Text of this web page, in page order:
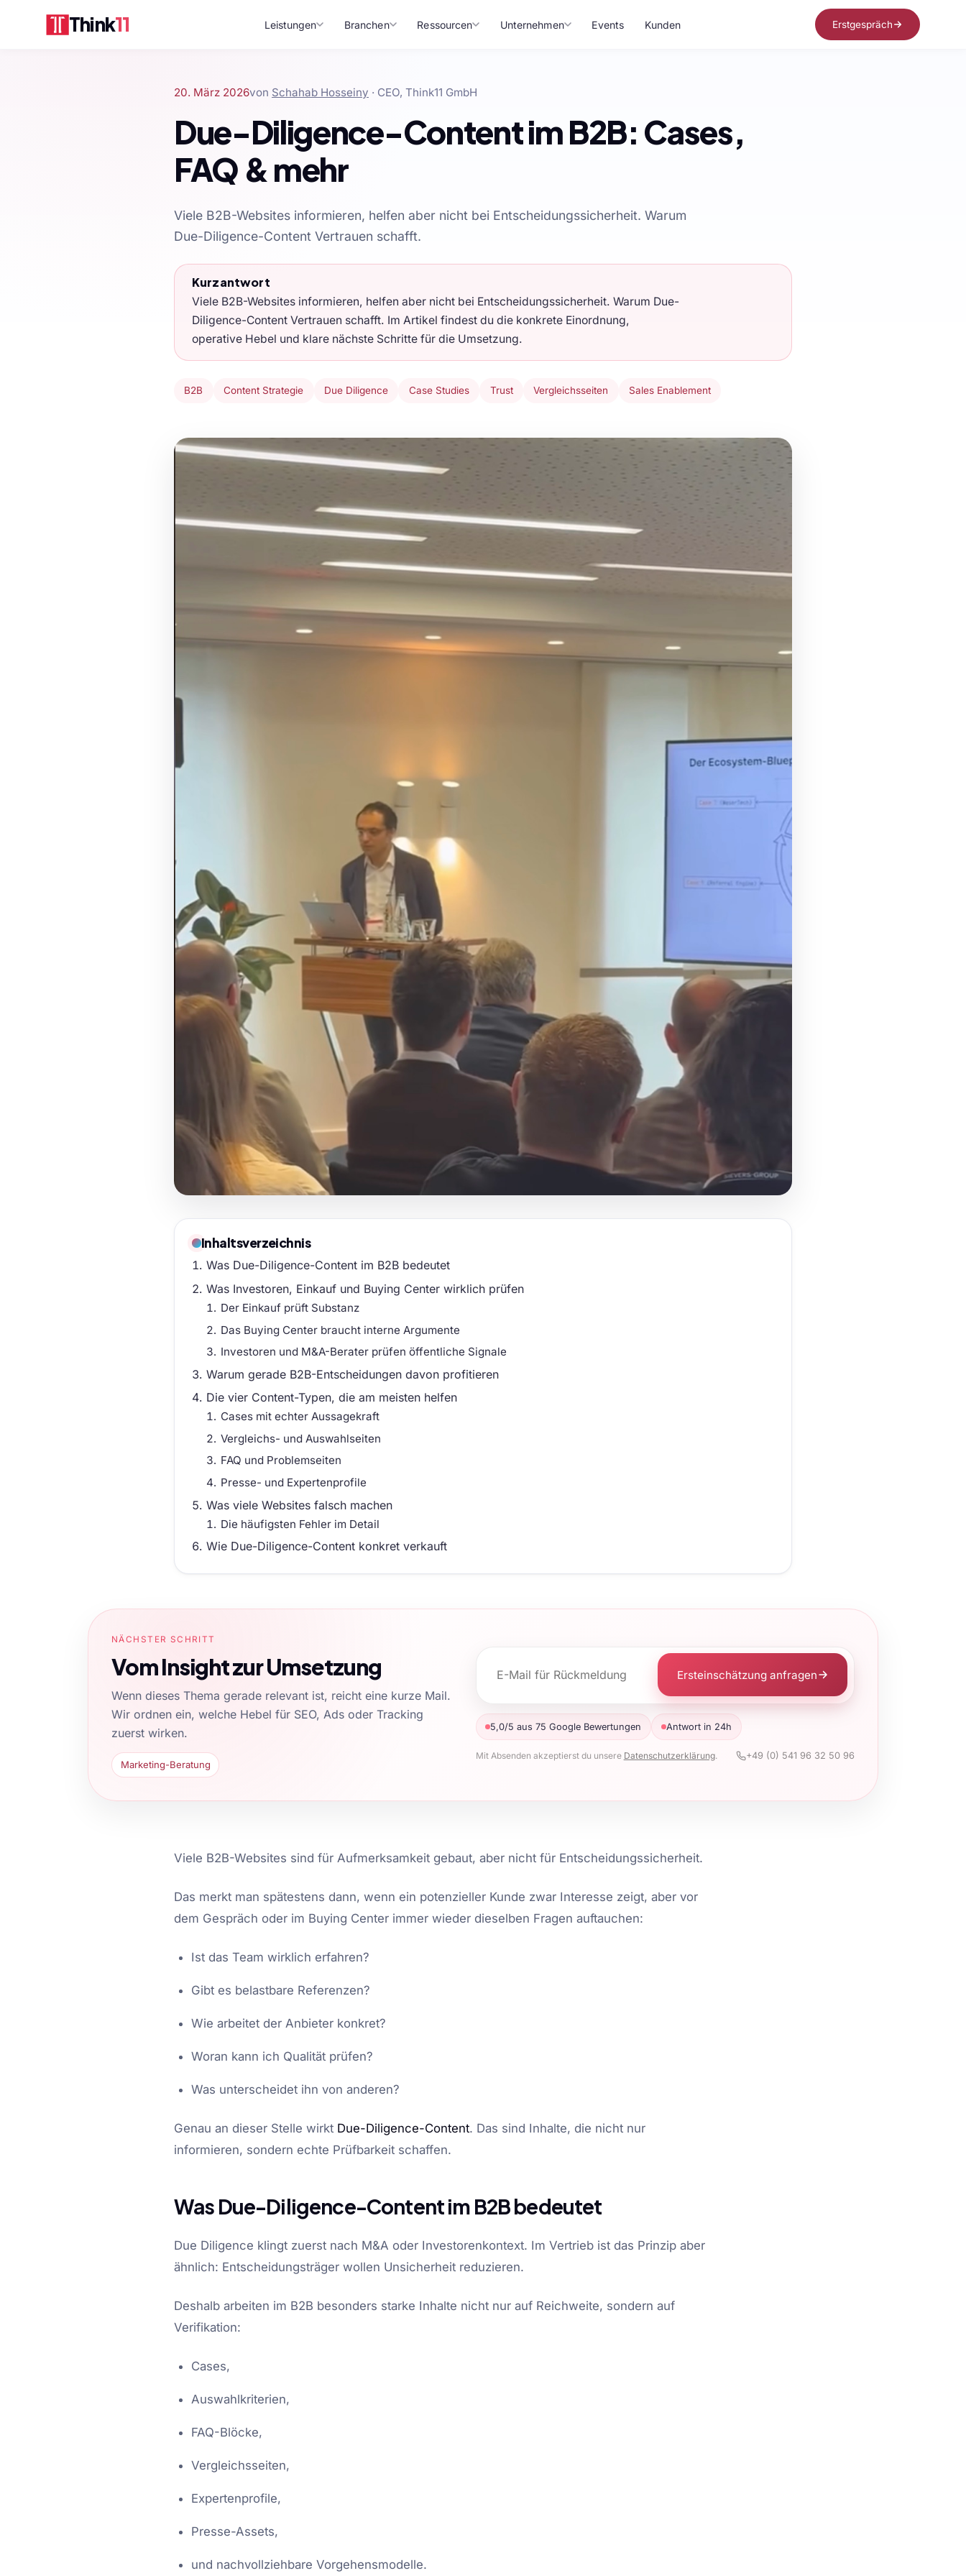
Think11 Leistungen Branchen Ressourcen Unternehmen Events Kunden Erstgespräch
20. März 2026von Schahab Hosseiny · CEO, Think11 GmbH
Due-Diligence-Content im B2B: Cases,
FAQ & mehr
Viele B2B-Websites informieren, helfen aber nicht bei Entscheidungssicherheit. Warum
Due-Diligence-Content Vertrauen schafft.
Kurzantwort
Viele B2B-Websites informieren, helfen aber nicht bei Entscheidungssicherheit. Warum Due-
Diligence-Content Vertrauen schafft. Im Artikel findest du die konkrete Einordnung,
operative Hebel und klare nächste Schritte für die Umsetzung.
B2B Content Strategie Due Diligence Case Studies Trust Vergleichsseiten Sales Enablement
Inhaltsverzeichnis
Was Due-Diligence-Content im B2B bedeutet
Was Investoren, Einkauf und Buying Center wirklich prüfen
Der Einkauf prüft Substanz
Das Buying Center braucht interne Argumente
Investoren und M&A-Berater prüfen öffentliche Signale
Warum gerade B2B-Entscheidungen davon profitieren
Die vier Content-Typen, die am meisten helfen
Cases mit echter Aussagekraft
Vergleichs- und Auswahlseiten
FAQ und Problemseiten
Presse- und Expertenprofile
Was viele Websites falsch machen
Die häufigsten Fehler im Detail
Wie Due-Diligence-Content konkret verkauft
NÄCHSTER SCHRITT
Vom Insight zur Umsetzung
Wenn dieses Thema gerade relevant ist, reicht eine kurze Mail.
Wir ordnen ein, welche Hebel für SEO, Ads oder Tracking
zuerst wirken.
Marketing-Beratung
Ersteinschätzung anfragen
5,0/5 aus 75 Google Bewertungen Antwort in 24h
Mit Absenden akzeptierst du unsere Datenschutzerklärung. +49 (0) 541 96 32 50 96
Viele B2B-Websites sind für Aufmerksamkeit gebaut, aber nicht für Entscheidungssicherheit.
Das merkt man spätestens dann, wenn ein potenzieller Kunde zwar Interesse zeigt, aber vor
dem Gespräch oder im Buying Center immer wieder dieselben Fragen auftauchen:
Ist das Team wirklich erfahren?
Gibt es belastbare Referenzen?
Wie arbeitet der Anbieter konkret?
Woran kann ich Qualität prüfen?
Was unterscheidet ihn von anderen?
Genau an dieser Stelle wirkt Due-Diligence-Content. Das sind Inhalte, die nicht nur
informieren, sondern echte Prüfbarkeit schaffen.
Was Due-Diligence-Content im B2B bedeutet
Due Diligence klingt zuerst nach M&A oder Investorenkontext. Im Vertrieb ist das Prinzip aber
ähnlich: Entscheidungsträger wollen Unsicherheit reduzieren.
Deshalb arbeiten im B2B besonders starke Inhalte nicht nur auf Reichweite, sondern auf
Verifikation:
Cases,
Auswahlkriterien,
FAQ-Blöcke,
Vergleichsseiten,
Expertenprofile,
Presse-Assets,
und nachvollziehbare Vorgehensmodelle.